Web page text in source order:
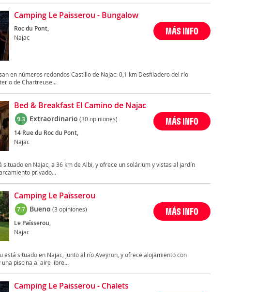
Camping Le Paisserou - Bungalow
Roc du Pont,
Najac
MÁS INFO
en números redondos Castillo de Najac: 0,1 km Desfiladero del río
de Chartreuse...
Bed & Breakfast El Camino de Najac
9.3 Extraordinario (30 opiniones)
14 Rue du Roc du Pont,
Najac
MÁS INFO
situado en Najac, a 36 km de Albi, y ofrece un solárium y vistas al jardín
privado...
Camping Le Païsserou
7.7 Bueno (3 opiniones)
Le Païsserou,
Najac
MÁS INFO
está situado en Najac, junto al río Aveyron, y ofrece alojamiento con
piscina al aire libre...
Camping Le Paisserou - Chalets